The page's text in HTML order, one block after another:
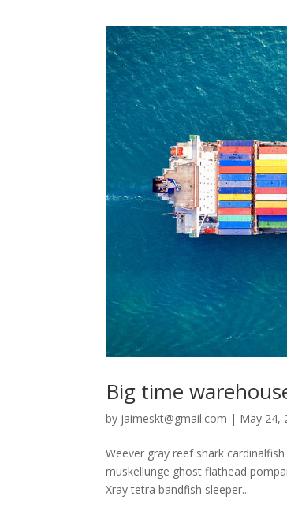
Big time
by jaimeskt@gmail.com | May 24,
Weever gray reef shark
muskellunge ghost flathead
Xray tetra bandfish sleeper...